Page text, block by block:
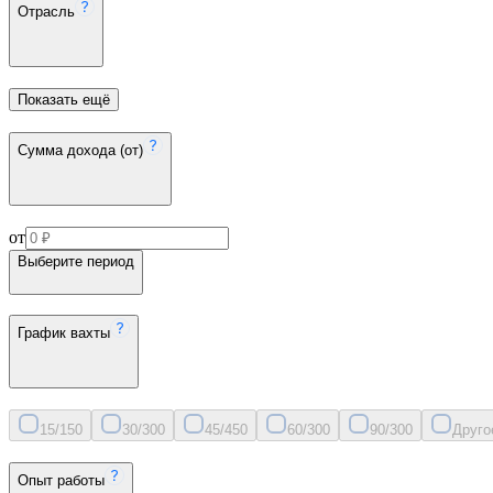
Отрасль
Показать ещё
Сумма дохода (от)
от
Выберите период
График вахты
15/150 30/300 45/450 60/300 90/300
Опыт работы